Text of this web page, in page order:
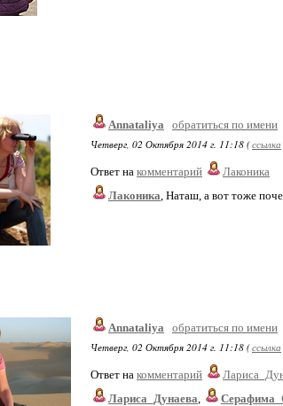
Annataliya
обратиться по имени
Четверг, 02 Октября 2014 г. 11:18 (ссылка
Ответ на комментарий
Лаконика
Лаконика, Наташ, а вот тоже
Annataliya
обратиться по имени
Четверг, 02 Октября 2014 г. 11:18 (ссылка
Ответ на комментарий
Лариса_Дунаева,